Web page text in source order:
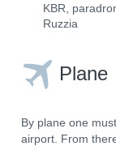
KBR,
Ruzzia
Plane
By plane one
airport. From